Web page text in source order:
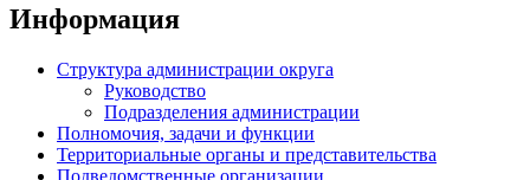
Информация
Структура администрации округа
Руководство
Подразделения администрации
Полномочия, задачи и функции
Территориальные органы и представительства
Подведомственные организации